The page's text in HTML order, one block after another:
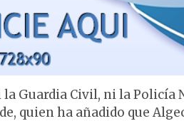
Guardia Civil, ni la Policía
quien ha añadido que